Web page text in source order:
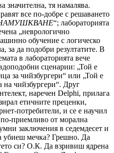
значителна, тя намалява.
все по-добре с решаването
“; лабораторията
„неврологично
обучение с логическо
за да подобри резултатите. В
в лабораторията вече
сценарии: „Той е
за чийзбургери“ или „Той е
на чийзбургери“. Друг
наречен Delphi, прилага
етичните преценки,
потребители, и се е научил
по-приемливо от морална
заключения в седемдесет и
убиеш мечка? Грешно. Да
си? О.К. Да взривиш ядрена